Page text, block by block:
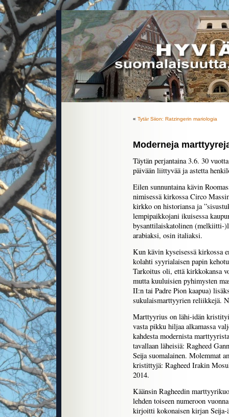
« Tytär Siion: Ratzingerin mariologia
Moderneja
Täytän perjantaina 3.6. 30
päivään liittyvää ja astetta
Eilen sunnuntaina kävin
nimisessä kirkossa Circo
kirkko on historiansa ja
lempipaikkojani ikuisessa
bysanttilaiskatolinen (melkiitti-
arabiaksi, osin italiaksi.
Kun kävin kyseisessä kirkossa
kolahti syyrialaisen papin
Tarkoitus oli, että kirkkokansa
mutta kuuluisien pyhimysten
II:n tai Padre Pion kaapua)
sukulaismarttyyrien reliikkejä.
Marttyyrius on lähi-idän
vasta pikku hiljaa alkamassa
kahdesta modernista
tavallaan läheisiä: Ragheed
Seija suomalainen. Molemmat
kristittyjä: Ragheed Irakin
2014.
Käänsin Ragheedin
lehden toiseen numeroon
kirjoitti kokonaisen kirjan